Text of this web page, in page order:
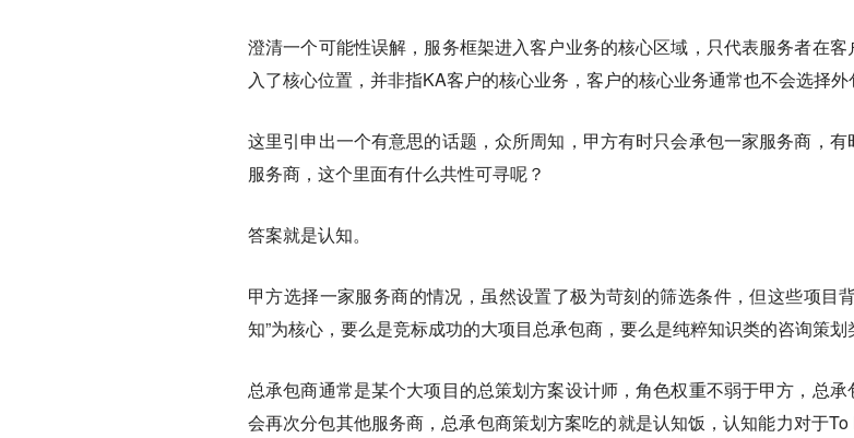
澄清一个可能性误解，服务框架进入客户业务的核心区域，只代表服务者在
入了核心位置，并非指KA客户的核心业务，客户的核心业务通常也不会选择外
这里引申出一个有意思的话题，众所周知，甲方有时只会承包一家服务商，
服务商，这个里面有什么共性可寻呢？
答案就是认知。
甲方选择一家服务商的情况，虽然设置了极为苛刻的筛选条件，但这些项目
知”为核心，要么是竞标成功的大项目总承包商，要么是纯粹知识类的咨询策划
总承包商通常是某个大项目的总策划方案设计师，角色权重不弱于甲方，总
会再次分包其他服务商，总承包商策划方案吃的就是认知饭，认知能力对于